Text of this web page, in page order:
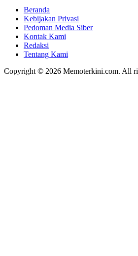
Beranda
Kebijakan Privasi
Pedoman Media Siber
Kontak Kami
Redaksi
Tentang Kami
Copyright © 2026 Memoterkini.com. All